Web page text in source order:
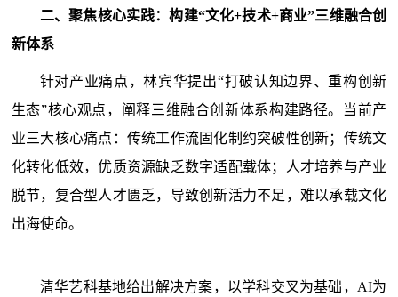
二、聚焦核心实践：构建“文化+技术+商业”三维融合创
新体系
针对产业痛点，林宾华提出“打破认知边界、重构创新
生态”核心观点，阐释三维融合创新体系构建路径。当前产
业三大核心痛点：传统工作流固化制约突破性创新；传统文
化转化低效，优质资源缺乏数字适配载体；人才培养与产业
脱节，复合型人才匮乏，导致创新活力不足，难以承载文化
出海使命。
清华艺科基地给出解决方案，以学科交叉为基础，AI为